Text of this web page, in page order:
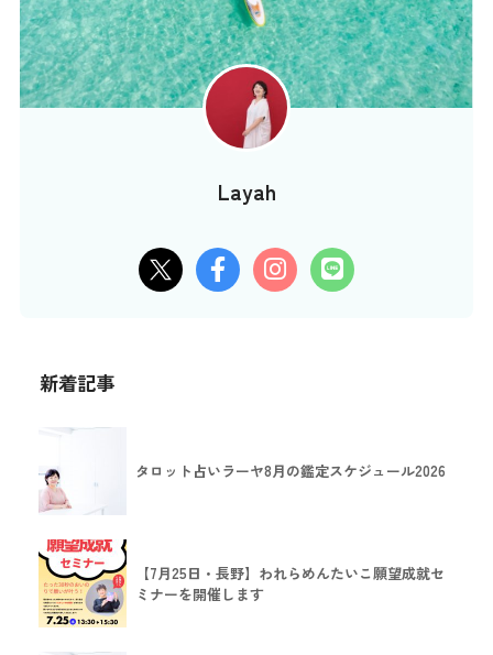
Layah
新着記事
タロット占いラーヤ8月の鑑定スケジュール2026
【7月25日・長野】われらめんたいこ願望成就セ
ミナーを開催します